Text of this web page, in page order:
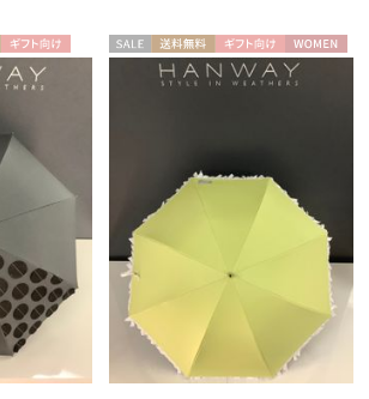
ギフト
向け
セー 送料無
料
ギフト
向け
WOME
N